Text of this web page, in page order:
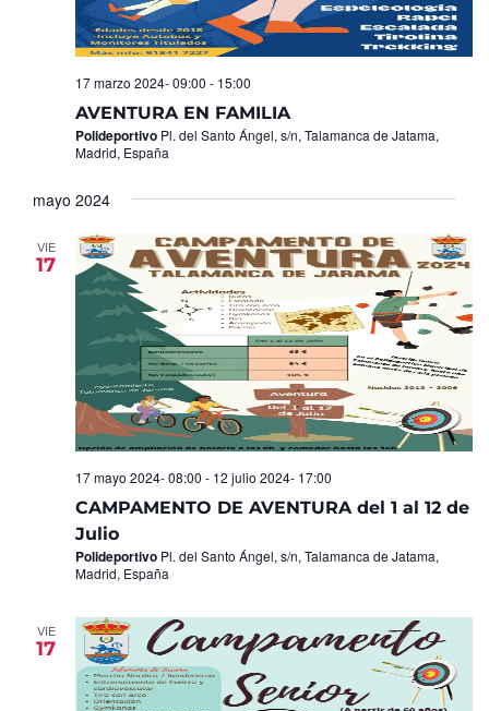
AVENTURA EN FAMILIA
17 marzo 2024- 09:00 - 15:00
Polideportivo Pl. del Santo Ángel, s/n, Talamanca de Jatama,
Madrid, España
mayo 2024
VIE
17
CAMPAMENTO DE AVENTURA del 1 al 12 de
Julio
17 mayo 2024- 08:00 - 12 julio 2024- 17:00
Polideportivo Pl. del Santo Ángel, s/n, Talamanca de Jatama,
Madrid, España
VIE
17